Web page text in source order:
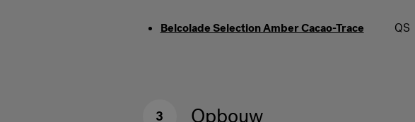
Belcolade Selection Amber Cacao-Trace QS
3 Opbouw